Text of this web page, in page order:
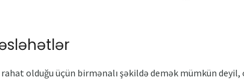
olduğu üçün birmənalı şəkildə demək mümkün deyil,